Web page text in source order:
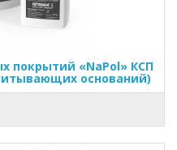
покрытий «NaPol» КСП
оснований)